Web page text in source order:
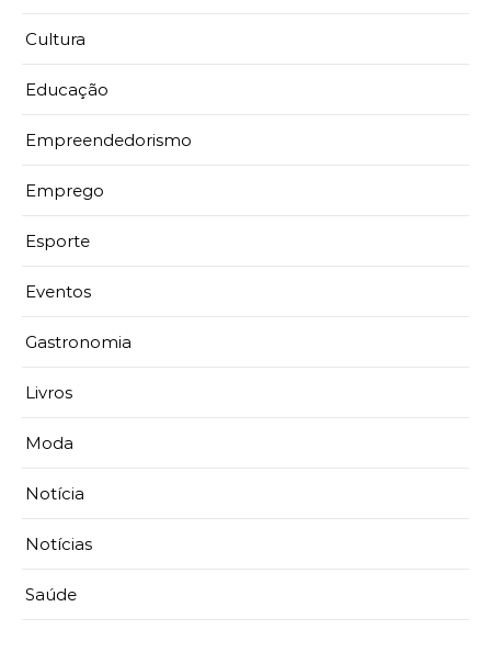
Cultura
Educação
Empreendedorismo
Emprego
Esporte
Eventos
Gastronomia
Livros
Moda
Notícia
Notícias
Saúde